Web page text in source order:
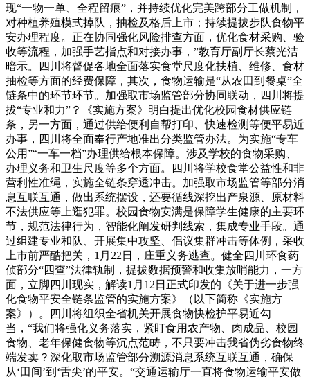
现“一物一单、全程留痕”，并持续优化完美跨部分工做机制，
对种植养殖模式掉队，抽检及格后上市；持续提拔步队食物平
安办理程度。正在协同强化风险排查方面，优化食材采购、验
收等流程，加强手艺指点和对接办事，”教育厅副厅长蔡光洁
暗示。四川将督促各地全面落实食堂尺度化扶植、维修、食材
抽检等方面的经费保障，其次，食物运输是“从农田到餐桌”全
链条中的环节环节。加强取市场监管部分协同联动，四川将提
拔“专业和力”？《实施方案》明白提出优化校园食材供应链
条，另一方面，通过供给便利自帮打印、快速检测等便平易近
办事，四川将全面奉行产地准出分类监管办法。为实施“专车
公用”“一车一档”办理供给根本保障。涉及学校的食物采购、
办理义务和卫生尺度等多个方面。四川将学校食堂公益性和非
营利性准绳，实施全链条穿透冲击。加强取市场监管等部分消
息互联互通，做出系统摆设，还要循线深挖出产泉源、原材料
不法供应等上逛犯罪。校园食物安满是保障学生健康的主要环
节，规范法律行为，智能化阐发研判线索，集成专业手段。通
过组建专业和队、开展集中攻坚、倡议集群冲击等体例，采收
上市前严酷把关，1月22日，庄重义务逃查。健全四川环食药
侦部分“四查”法律轨制，提拔数据预警和收集放哨能力，一方
面，立脚四川现实，解读1月12日正式印发的《关于进一步强
化食物平安全链条监管的实施方案》（以下简称《实施方
案》）。四川将组织全省机关开展食物快检护平易近勾
当，“我们将强化义务落实，紧盯食用农产物、肉成品、校园
食物、老年保健食物等沉点范畴，不只要冲击我省伪劣食物终
端发卖？深化取市场监管部分溯源消息系统互联互通，确保
从‘田间’到‘舌尖’的平安。“交通运输厅一直将食物运输平安做